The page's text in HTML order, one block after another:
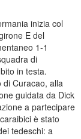
inizia col
E del
1-1
di
in testa.
di Curacao, alla
guidata da Dick
a partecipare
è stato
tedeschi: a